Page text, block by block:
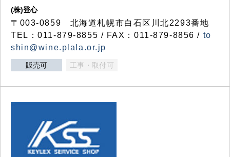
(株)登心
〒003-0859 北海道札幌市白石区川北2293番地
TEL：011-879-8855 / FAX：011-879-8856 / to
shin@wine.plala.or.jp
販売可 工事・取付可